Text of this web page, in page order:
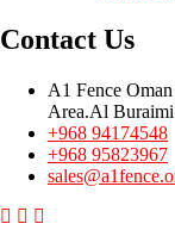
Contact Us
A1 Fence
Area.Al Buraimi
+968 94174548
+968 95823967